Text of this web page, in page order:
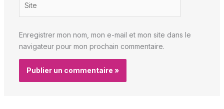
Enregistrer mon nom, mon e-mail et mon site dans le
navigateur pour mon prochain commentaire.